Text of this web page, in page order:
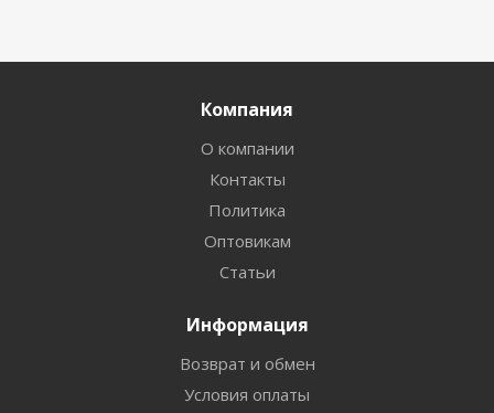
Компания
О компании
Контакты
Политика
Оптовикам
Статьи
Информация
Возврат и обмен
Условия оплаты